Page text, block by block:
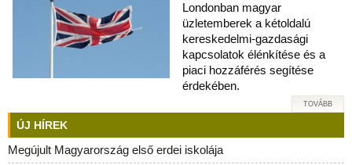
Londonban magyar
üzletemberek a kétoldalú
kereskedelmi-gazdasági
kapcsolatok élénkítése és a
piaci hozzáférés segítése
érdekében.
TOVÁBB
ÚJ HÍREK
Megújult Magyarország első erdei iskolája